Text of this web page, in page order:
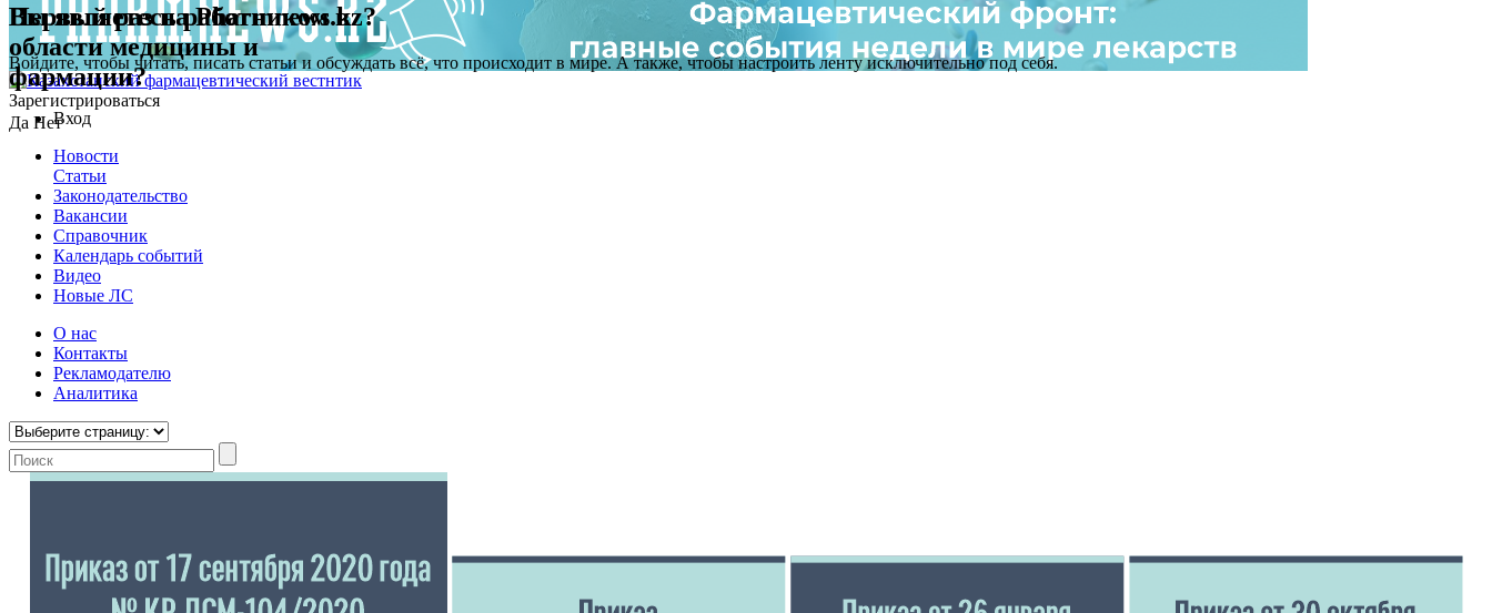
Первый раз на Pharmnews.kz?
Войдите, чтобы читать, писать статьи и обсуждать всё, что происходит в мире. А также, чтобы настроить ленту исключительно под себя.
Зарегистрироваться
Вы являетесь работником в
области медицины и
фармации?
Да НетВход
Новости
Статьи
Законодательство
Вакансии
Справочник
Календарь событий
Видео
Новые ЛС
О нас
Контакты
Рекламодателю
Аналитика